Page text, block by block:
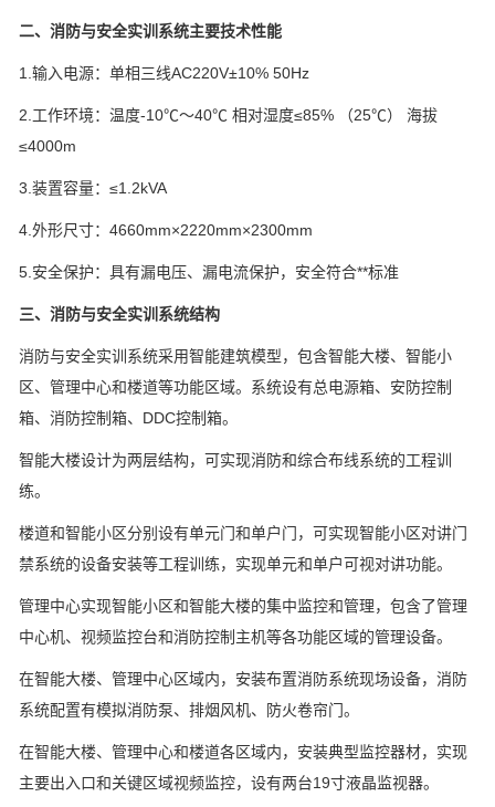
二、消防与安全实训系统主要技术性能
1.输入电源：单相三线AC220V±10% 50Hz
2.工作环境：温度-10℃～40℃ 相对湿度≤85% （25℃） 海拔
≤4000m
3.装置容量：≤1.2kVA
4.外形尺寸：4660mm×2220mm×2300mm
5.安全保护：具有漏电压、漏电流保护，安全符合**标准
三、消防与安全实训系统结构
消防与安全实训系统采用智能建筑模型，包含智能大楼、智能小
区、管理中心和楼道等功能区域。系统设有总电源箱、安防控制
箱、消防控制箱、DDC控制箱。
智能大楼设计为两层结构，可实现消防和综合布线系统的工程训
练。
楼道和智能小区分别设有单元门和单户门，可实现智能小区对讲门
禁系统的设备安装等工程训练，实现单元和单户可视对讲功能。
管理中心实现智能小区和智能大楼的集中监控和管理，包含了管理
中心机、视频监控台和消防控制主机等各功能区域的管理设备。
在智能大楼、管理中心区域内，安装布置消防系统现场设备，消防
系统配置有模拟消防泵、排烟风机、防火卷帘门。
在智能大楼、管理中心和楼道各区域内，安装典型监控器材，实现
主要出入口和关键区域视频监控，设有两台19寸液晶监视器。